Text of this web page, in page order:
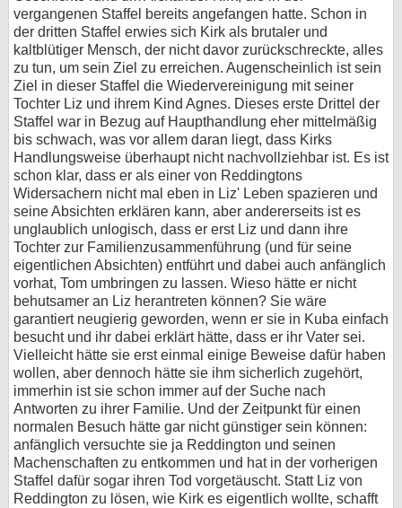
vergangenen Staffel bereits angefangen hatte. Schon in
der dritten Staffel erwies sich Kirk als brutaler und
kaltblütiger Mensch, der nicht davor zurückschreckte, alles
zu tun, um sein Ziel zu erreichen. Augenscheinlich ist sein
Ziel in dieser Staffel die Wiedervereinigung mit seiner
Tochter Liz und ihrem Kind Agnes. Dieses erste Drittel der
Staffel war in Bezug auf Haupthandlung eher mittelmäßig
bis schwach, was vor allem daran liegt, dass Kirks
Handlungsweise überhaupt nicht nachvollziehbar ist. Es ist
schon klar, dass er als einer von Reddingtons
Widersachern nicht mal eben in Liz' Leben spazieren und
seine Absichten erklären kann, aber andererseits ist es
unglaublich unlogisch, dass er erst Liz und dann ihre
Tochter zur Familienzusammenführung (und für seine
eigentlichen Absichten) entführt und dabei auch anfänglich
vorhat, Tom umbringen zu lassen. Wieso hätte er nicht
behutsamer an Liz herantreten können? Sie wäre
garantiert neugierig geworden, wenn er sie in Kuba einfach
besucht und ihr dabei erklärt hätte, dass er ihr Vater sei.
Vielleicht hätte sie erst einmal einige Beweise dafür haben
wollen, aber dennoch hätte sie ihm sicherlich zugehört,
immerhin ist sie schon immer auf der Suche nach
Antworten zu ihrer Familie. Und der Zeitpunkt für einen
normalen Besuch hätte gar nicht günstiger sein können:
anfänglich versuchte sie ja Reddington und seinen
Machenschaften zu entkommen und hat in der vorherigen
Staffel dafür sogar ihren Tod vorgetäuscht. Statt Liz von
Reddington zu lösen, wie Kirk es eigentlich wollte, schafft